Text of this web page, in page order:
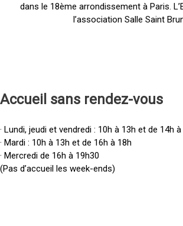
dans le 18ème arrondissement à Paris.
l’association Salle Saint
Accueil sans rendez-vous
· Lundi, jeudi et vendredi : 10h à 13h et de 14h à
· Mardi : 10h à 13h et de 16h à 18h
· Mercredi de 16h à 19h30
(Pas d’accueil les week-ends)